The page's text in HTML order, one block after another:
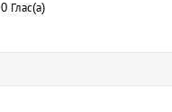
0 Глас(а)